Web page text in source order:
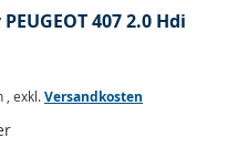
407 2.0 Hdi
, exkl.Versandkosten